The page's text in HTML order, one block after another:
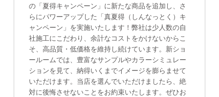
の「夏得キャンペーン」に新たな商品を追加し、さ
らにパワーアップした「真夏得（しんなっとく）キ
ャンペーン」を実施いたします！弊社は少人数の自
社施工にこだわり、余計なコストをかけないからこ
そ、高品質・低価格を維持し続けています。新ショ
ールームでは、豊富なサンプルやカラーシミュレー
ションを見て、納得いくまでイメージを膨らませて
いただけます。当店を選んでいただけましたら、絶
対に後悔させないことをお約束いたします。ぜひお